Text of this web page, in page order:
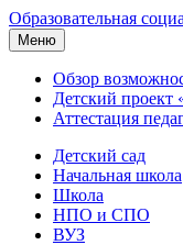
Образовательная
Меню
Обзор
Детский проект
Аттестация
Детский сад
Начальная школа
Школа
НПО и СПО
ВУЗ